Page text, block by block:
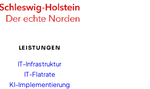
LEISTUNGEN
IT-Infrastruktur
IT-Flatrate
KI-Implementierung